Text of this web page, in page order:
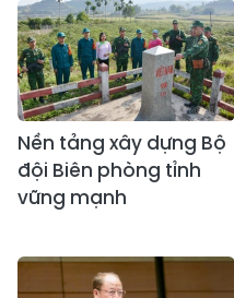
Nền tảng xây dựng Bộ
đội Biên phòng tỉnh
vững mạnh